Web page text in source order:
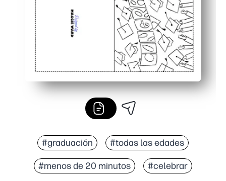
#graduación #todas las edades
#menos de 20 minutos #celebrar